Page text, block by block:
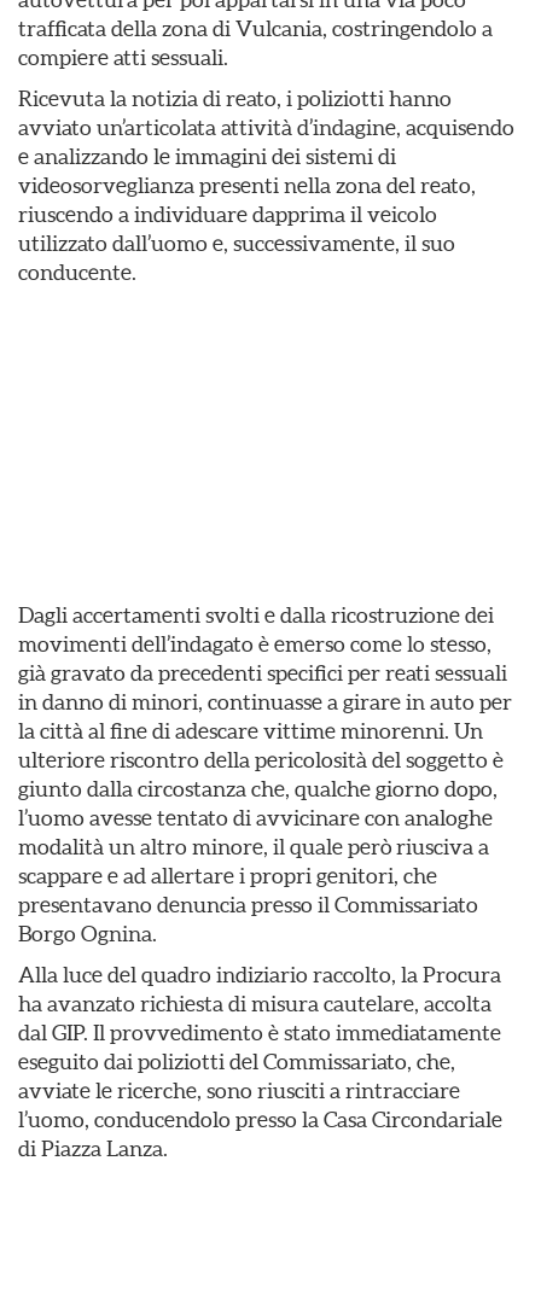
trafficata della zona di Vulcania, costringendolo a
compiere atti sessuali.
Ricevuta la notizia di reato, i poliziotti hanno
avviato un’articolata attività d’indagine, acquisendo
e analizzando le immagini dei sistemi di
videosorveglianza presenti nella zona del reato,
riuscendo a individuare dapprima il veicolo
utilizzato dall’uomo e, successivamente, il suo
conducente.
Dagli accertamenti svolti e dalla ricostruzione dei
movimenti dell’indagato è emerso come lo stesso,
già gravato da precedenti specifici per reati sessuali
in danno di minori, continuasse a girare in auto per
la città al fine di adescare vittime minorenni. Un
ulteriore riscontro della pericolosità del soggetto è
giunto dalla circostanza che, qualche giorno dopo,
l’uomo avesse tentato di avvicinare con analoghe
modalità un altro minore, il quale però riusciva a
scappare e ad allertare i propri genitori, che
presentavano denuncia presso il Commissariato
Borgo Ognina.
Alla luce del quadro indiziario raccolto, la Procura
ha avanzato richiesta di misura cautelare, accolta
dal GIP. Il provvedimento è stato immediatamente
eseguito dai poliziotti del Commissariato, che,
avviate le ricerche, sono riusciti a rintracciare
l’uomo, conducendolo presso la Casa Circondariale
di Piazza Lanza.